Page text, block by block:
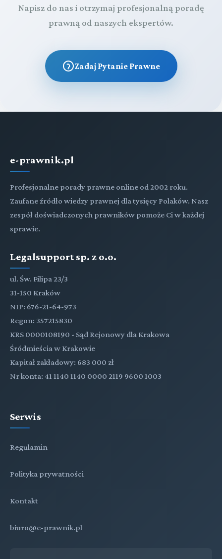
Napisz do nas i otrzymaj profesjonalną poradę
prawną od naszych ekspertów.
Zadaj Pytanie Prawne
e-prawnik.pl
Profesjonalne porady prawne online od 2002 roku.
Zaufane źródło wiedzy prawnej dla tysięcy Polaków. Nasz
zespół doświadczonych prawników pomoże Ci w każdej
sprawie.
Legalsupport sp. z o.o.
ul. Św. Filipa 23/3
31-150 Kraków
NIP: 676-21-64-973
Regon: 357215830
KRS 0000108190 - Sąd Rejonowy dla Krakowa
Śródmieścia w Krakowie
Kapitał zakładowy: 683 000 zł
Nr konta: 41 1140 1140 0000 2119 9600 1003
Serwis
Regulamin
Polityka prywatności
Kontakt
biuro@e-prawnik.pl